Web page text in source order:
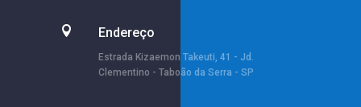
 Endereço
Estrada Kizaemon Takeuti, 41 - Jd.
Clementino - Taboão da Serra - SP